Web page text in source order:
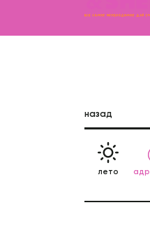
назад
лето
Записаться на груминг